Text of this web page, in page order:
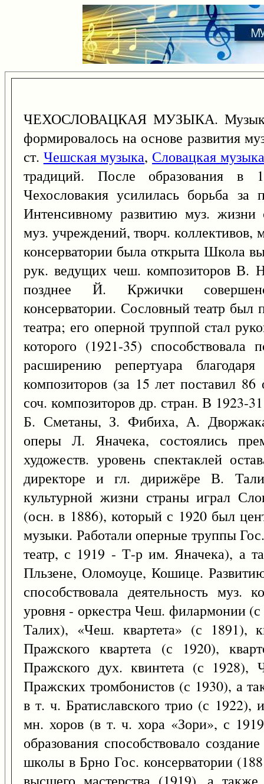
ЧЕХОСЛОВАЦКАЯ МУЗЫКА.
формировалось на основе развития
ст. Чешская музыка, Словацкая музыка
традиций. После образования в
Чехословакия усилилась борьба за
Интенсивному развитию муз. жизни
муз. учреждений, творч.
консерватории была открыта Школа
рук. ведущих чеш. композиторов В.
позднее Й. Кржички
консерватории. Сословный театр был
театра; его оперной труппой стал
которого (1921-35)
расширению репертуара
композиторов (за 15 лет поставил
соч. композиторов др. стран. В 1923-
Б. Сметаны, З. Фибиха, А.
оперы Л. Яначека, состоялись
художеств. уровень спектаклей
директоре и гл. дирижёре В.
культурной жизни страны играл
(осн. в 1886), который с 1920 был
музыки. Работали оперные труппы
театр, с 1919 - Т-р им. Яначека), а
Пльзене, Оломоуце, Кошице.
способствовала деятельность муз.
уровня - оркестра Чеш. филармонии
Талих), «Чеш. квартета» (с 1891),
Пражского квартета (с 1920),
Пражского дух. квинтета (с 1928),
Пражских тромбонистов (с 1930), а
в т. ч. Братиславского трио (с 1922),
мн. хоров (в т. ч. хора «Зори», с
образования способствовало
школы в Брно Гос. консерватории